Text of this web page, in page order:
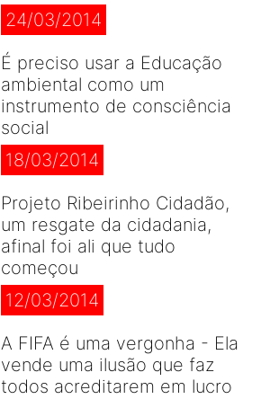
24/03/2014
É preciso usar a Educação
ambiental como um
instrumento de consciência
social
18/03/2014
Projeto Ribeirinho Cidadão,
um resgate da cidadania,
afinal foi ali que tudo
começou
12/03/2014
A FIFA é uma vergonha - Ela
vende uma ilusão que faz
todos acreditarem em lucro